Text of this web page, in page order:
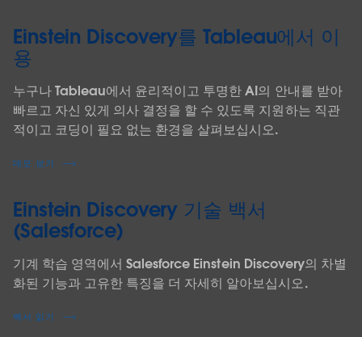
Einstein Discovery를 Tableau에서 이
용
누구나 Tableau에서 윤리적이고 투명한 AI의 안내를 받아
빠르고 자신 있게 의사 결정을 할 수 있도록 지원하는 직관
적이고 코딩이 필요 없는 환경을 살펴보십시오.
데모 보기
Einstein Discovery 기술 백서
(Salesforce)
기계 학습 영역에서 Salesforce Einstein Discovery의 차별
화된 기능과 고유한 특징을 더 자세히 알아보십시오.
백서 읽기